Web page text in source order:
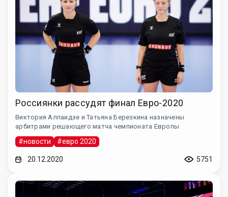
Россиянки рассудят финал Евро-2020
Виктория Алпаидзе и Татьяна Березкина назначены
арбитрами решающего матча чемпионата Европы
#новости #евро 2020
20.12.2020 5751